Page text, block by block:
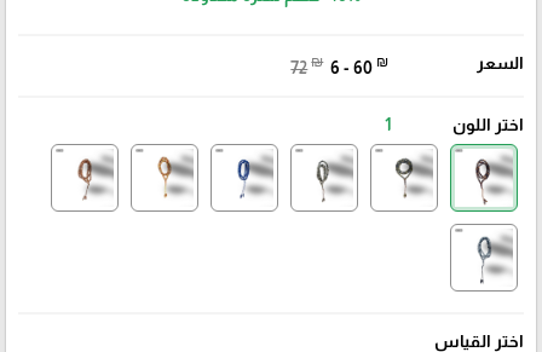
السعر 72 ₪ 6 - 60 ₪
اختر اللون 1
اختر القياس